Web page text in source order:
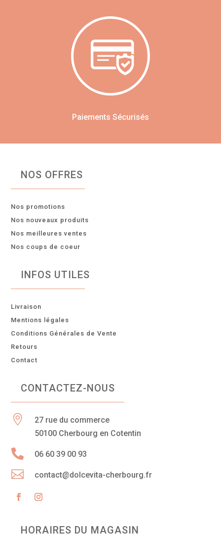
Paiements Sécurisés
NOS OFFRES
Nos promotions
Nos nouveaux produits
Nos meilleures ventes
Nos coups de coeur
INFOS UTILES
Livraison
Mentions légales
Conditions Générales de Vente
Retours
Contact
CONTACTEZ-NOUS

27 rue du commerce
50100 Cherbourg en Cotentin
 06 60 39 00 93
 contact@dolcevita-cherbourg.fr
HORAIRES DU MAGASIN